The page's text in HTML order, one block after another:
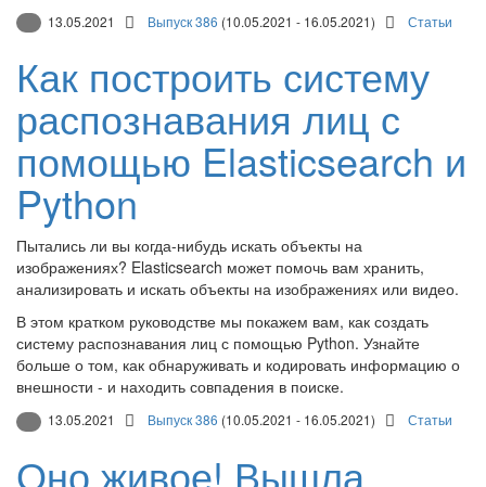
13.05.2021 Выпуск 386 (10.05.2021 - 16.05.2021) Статьи
Как построить систему
распознавания лиц с
помощью Elasticsearch и
Python
Пытались ли вы когда-нибудь искать объекты на
изображениях? Elasticsearch может помочь вам хранить,
анализировать и искать объекты на изображениях или видео.
В этом кратком руководстве мы покажем вам, как создать
систему распознавания лиц с помощью Python. Узнайте
больше о том, как обнаруживать и кодировать информацию о
внешности - и находить совпадения в поиске.
13.05.2021 Выпуск 386 (10.05.2021 - 16.05.2021) Статьи
Оно живое! Вышла